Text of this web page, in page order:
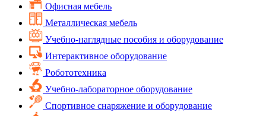
Офисная мебель
Металлическая мебель
Учебно-наглядные пособия и оборудование
Интерактивное оборудование
Робототехника
Учебно-лабораторное оборудование
Спортивное снаряжение и оборудование